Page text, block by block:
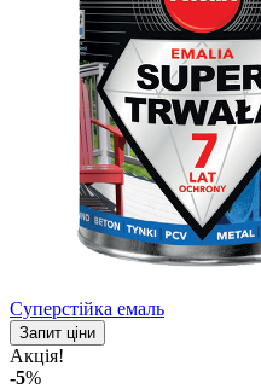
Суперстійка емаль
Запит ціни
Акція!
-5%